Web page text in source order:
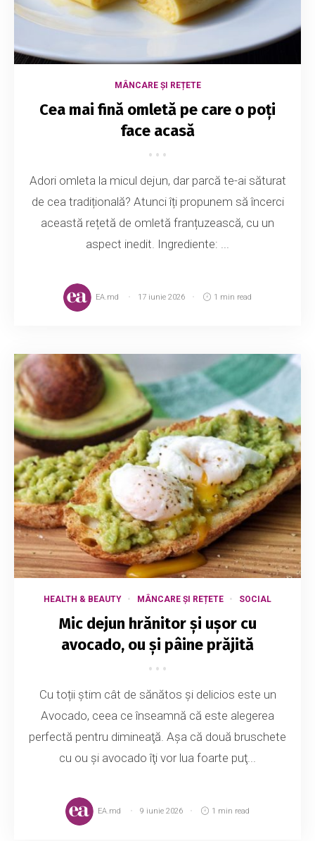
MÂNCARE ȘI REȚETE
Cea mai fină omletă pe care o poți
face acasă
Adori omleta la micul dejun, dar parcă te-ai săturat
de cea tradițională? Atunci îți propunem să încerci
această rețetă de omletă franțuzească, cu un
aspect inedit. Ingrediente: ...
EA.md 17 iunie 2026 1 min read
HEALTH & BEAUTY MÂNCARE ȘI REȚETE SOCIAL
Mic dejun hrănitor și ușor cu
avocado, ou și pâine prăjită
Cu toții știm cât de sănătos și delicios este un
Avocado, ceea ce înseamnă că este alegerea
perfectă pentru dimineaţă. Aşa că două bruschete
cu ou şi avocado îţi vor lua foarte puţ...
EA.md 9 iunie 2026 1 min read